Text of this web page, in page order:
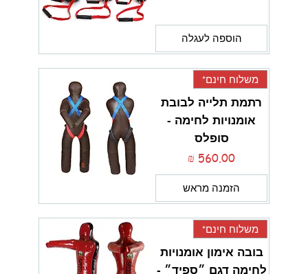
הוספה לעגלה
משלוח חינם*
רתמת תלייה לבובת
אומנויות לחימה -
סופלס
מחיר
הזמנה מראש
משלוח חינם*
בובה אימון אומנויות
לחימה דגם ״ספיד״ -